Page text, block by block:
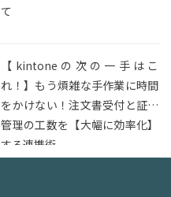
て
【kintoneの次の一手はこ
れ！】もう煩雑な手作業に時間
をかけない！注文書受付と証憑
管理の工数を【大幅に効率化】
する連携術